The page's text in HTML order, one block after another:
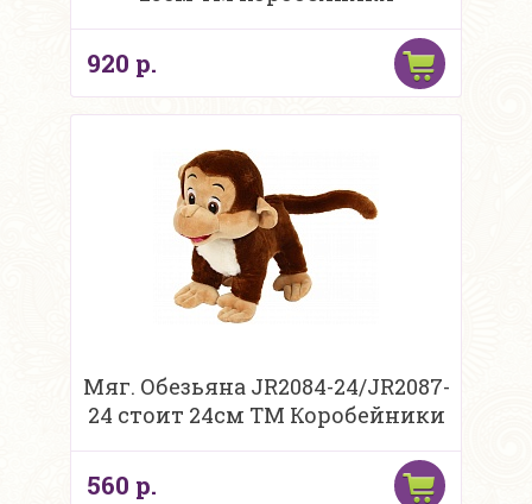
920 р.
Мяг. Обезьяна JR2084-24/JR2087-
24 стоит 24см ТМ Коробейники
560 р.